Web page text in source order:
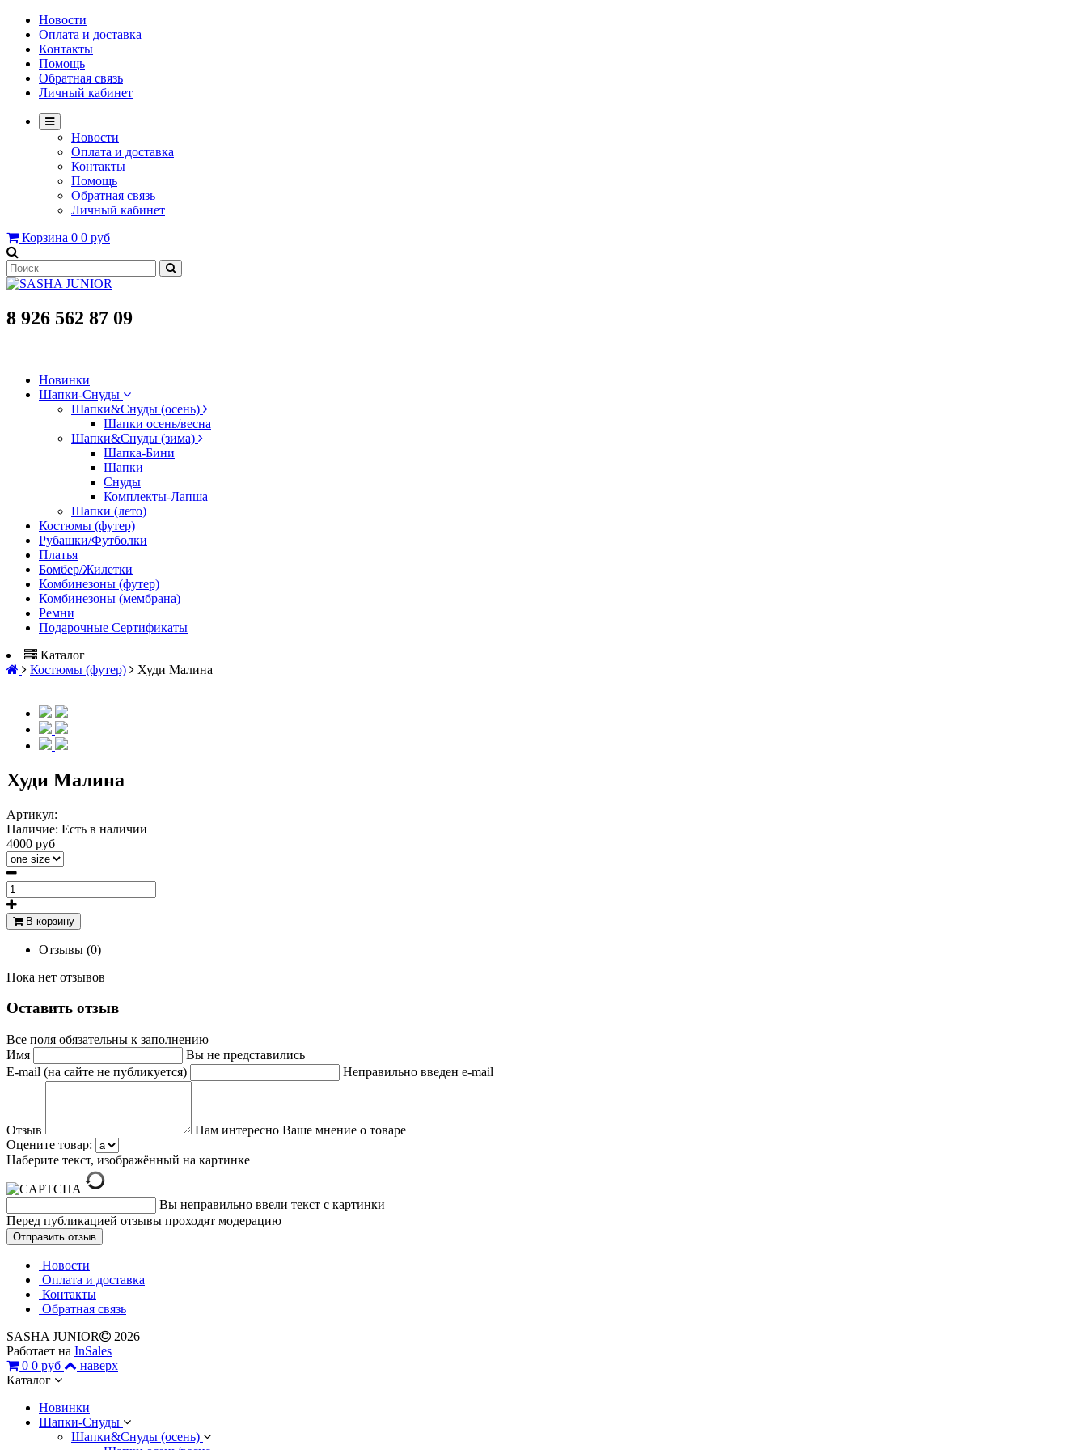
Новости
Оплата и доставка
Контакты
Помощь
Обратная связь
Личный кабинет
Новости
Оплата и доставка
Контакты
Помощь
Обратная связь
Личный кабинет
Корзина 0 0 руб
8 926 562 87 09
Новинки
Шапки-Снуды
Шапки&Cнуды (осень)
Шапки осень/весна
Шапки&Cнуды (зима)
Шапка-Бини
Шапки
Снуды
Комплекты-Лапша
Шапки (лето)
Костюмы (футер)
Рубашки/Футболки
Платья
Бомбер/Жилетки
Комбинезоны (футер)
Комбинезоны (мембрана)
Ремни
Подарочные Сертификаты
Каталог
Костюмы (футер)
Худи Малина
Худи Малина
Артикул:
Наличие: Есть в наличии
4000 руб
В корзину
Отзывы (0)
Пока нет отзывов
Оставить отзыв
Все поля обязательны к заполнению
Имя
Вы не представились
E-mail (на сайте не публикуется)
Неправильно введен e-mail
Отзыв
Нам интересно Ваше мнение о товаре
Оцените товар:
Наберите текст, изображённый на картинке
Вы неправильно ввели текст с картинки
Перед публикацией отзывы проходят модерацию
Новости
Оплата и доставка
Контакты
Обратная связь
SASHA JUNIOR
2026
Работает на InSales
0 0 руб
наверх
Каталог
Новинки
Шапки-Снуды
Шапки&Cнуды (осень)